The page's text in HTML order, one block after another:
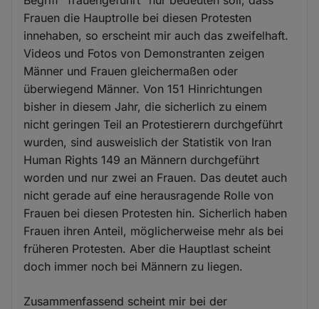
Frauen die Hauptrolle bei diesen Protesten
innehaben, so erscheint mir auch das zweifelhaft.
Videos und Fotos von Demonstranten zeigen
Männer und Frauen gleichermaßen oder
überwiegend Männer. Von 151 Hinrichtungen
bisher in diesem Jahr, die sicherlich zu einem
nicht geringen Teil an Protestierern durchgeführt
wurden, sind ausweislich der Statistik von Iran
Human Rights 149 an Männern durchgeführt
worden und nur zwei an Frauen. Das deutet auch
nicht gerade auf eine herausragende Rolle von
Frauen bei diesen Protesten hin. Sicherlich haben
Frauen ihren Anteil, möglicherweise mehr als bei
früheren Protesten. Aber die Hauptlast scheint
doch immer noch bei Männern zu liegen.
Zusammenfassend scheint mir bei der